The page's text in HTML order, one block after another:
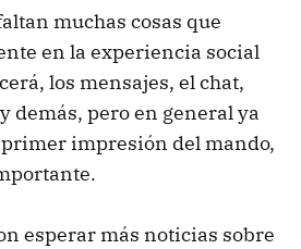
muchas cosas que
en la experiencia social
los mensajes, el chat,
demás, pero en general ya
impresión del mando,
esperar más noticias sobre